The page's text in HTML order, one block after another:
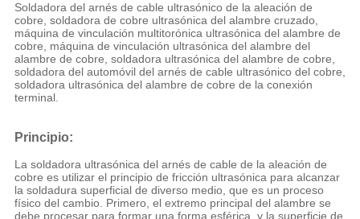
Soldadora del arnés de cable ultrasónico de la aleación de
cobre, soldadora de cobre ultrasónica del alambre cruzado,
máquina de vinculación multitorónica ultrasónica del alambre de
cobre, máquina de vinculación ultrasónica del alambre del
alambre de cobre, soldadora ultrasónica del alambre de cobre,
soldadora del automóvil del arnés de cable ultrasónico del cobre,
soldadora ultrasónica del alambre de cobre de la conexión
terminal.
Principio:
La soldadora ultrasónica del arnés de cable de la aleación de
cobre es utilizar el principio de fricción ultrasónica para alcanzar
la soldadura superficial de diverso medio, que es un proceso
físico del cambio. Primero, el extremo principal del alambre se
debe procesar para formar una forma esférica, y la superficie de